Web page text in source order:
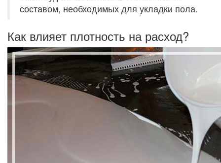
составом, необходимых для укладки пола.
Как влияет плотность на расход?